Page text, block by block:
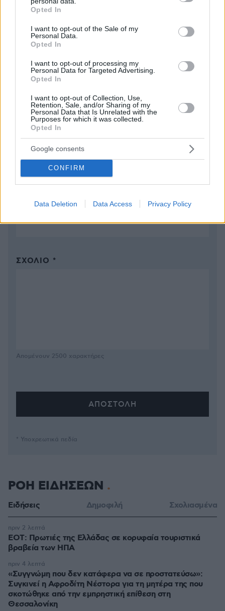
grant or deny consent to Google and its third-party tags to
use your data for below specified purposes in below Google
consent section.
Opted In
I want to opt-out of the Sale of my
Personal Data.
Opted In
I want to opt-out of processing my
Personal Data for Targeted Advertising.
Opted In
I want to opt-out of Collection, Use,
Retention, Sale, and/or Sharing of my
Personal Data that Is Unrelated with the
Purposes for which it was collected.
Opted In
Google consents
CONFIRM
Data Deletion Data Access Privacy Policy
11.05.2026, 18:00
δική
ΑΠΑΝΤΗΣΗ
ΦΟΡΤΩΣΗ ΠΕΡΙΣΣΟΤΕΡΩΝ ΣΧΟΛΙΩΝ
ΠΡΟΣΘΗΚΗ ΣΧΟΛΙΟΥ
ΌΝΟΜΑ *
EMAIL
ΣΧΌΛΙΟ *
Απομένουν 2500 χαρακτήρες
* Υποχρεωτικά πεδία
ΡΟΗ ΕΙΔΗΣΕΩΝ
Ειδήσεις Δημοφιλή Σχολιασμένα
ΕΟΤ: Πρωτιές της Ελλάδας σε κορυφαία τουριστικά
βραβεία των ΗΠΑ
πριν 2 λεπτά
«Συγγνώμη που δεν κατάφερα να σε προστατεύσω»:
Συγκινεί η Αφροδίτη Νέστορα για τη μητέρα της που
σκοτώθηκε από την εμπρηστική επίθεση στη
Θεσσαλονίκη
πριν 4 λεπτά